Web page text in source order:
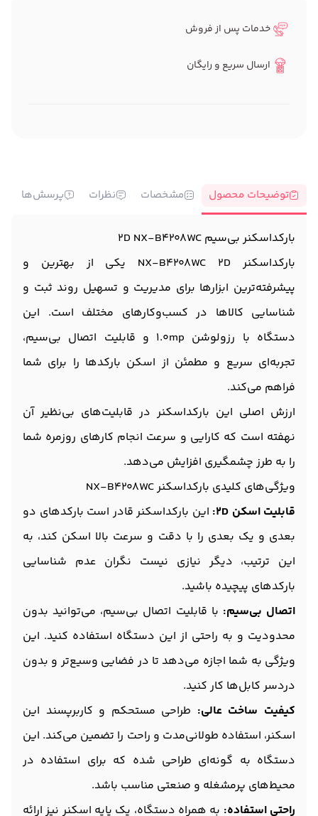
خدمات پس از فروش
ارسال سریع و رایگان
توضیحات محصول مشخصات نظرات پرسش‌ها
بارکداسکنر بی‌سیم 2D NX-B4208WC
بارکداسکنر NX-B4208WC 2D یکی از بهترین و
پیشرفته‌ترین ابزارها برای مدیریت و تسهیل روند ثبت و
شناسایی کالاها در کسب‌وکارهای مختلف است. این
دستگاه با رزولوشن 1.0mp و قابلیت اتصال بی‌سیم،
تجربه‌ای سریع و مطمئن از اسکن بارکدها را برای شما
فراهم می‌کند.
ارزش اصلی این بارکداسکنر در قابلیت‌های بی‌نظیر آن
نهفته است که کارایی و سرعت انجام کارهای روزمره شما
را به طرز چشمگیری افزایش می‌دهد.
ویژگی‌های کلیدی بارکداسکنر NX-B4208WC
قابلیت اسکن 2D:
این بارکداسکنر قادر است بارکدهای دو
بعدی و یک بعدی را با دقت و سرعت بالا اسکن کند، به
این ترتیب، دیگر نیازی نیست نگران عدم شناسایی
بارکدهای پیچیده باشید.
اتصال بی‌سیم: با قابلیت اتصال بی‌سیم، می‌توانید بدون
محدودیت و به راحتی از این دستگاه استفاده کنید. این
ویژگی به شما اجازه می‌دهد تا در فضایی وسیع‌تر و بدون
دردسر کابل‌ها کار کنید.
کیفیت ساخت عالی: طراحی مستحکم و کاربرپسند این
اسکنر، استفاده طولانی‌مدت و راحت را تضمین می‌کند. این
دستگاه به گونه‌ای طراحی شده که برای استفاده در
محیط‌های پرمشغله و صنعتی مناسب باشد.
راحتی استفاده: به همراه دستگاه، یک پایه اسکنر نیز ارائه